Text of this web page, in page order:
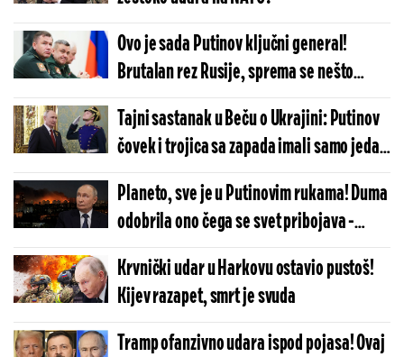
Ovo je sada Putinov ključni general!
Brutalan rez Rusije, sprema se nešto
krupno u Ukrajini?
Tajni sastanak u Beču o Ukrajini: Putinov
čovek i trojica sa zapada imali samo jedan
zadatak
Planeto, sve je u Putinovim rukama! Duma
odobrila ono čega se svet pribojava -
otkucalo
Krvnički udar u Harkovu ostavio pustoš!
Kijev razapet, smrt je svuda
Tramp ofanzivno udara ispod pojasa! Ovaj